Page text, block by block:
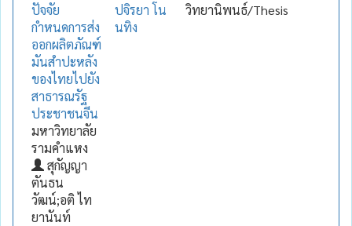
ปัจจัย
กำหนดการส่ง
ออกผลิตภัณฑ์
มันสำปะหลัง
ของไทยไปยัง
สาธารณรัฐ
ประชาชนจีน
มหาวิทยาลัย
รามคำแหง
สุกัญญา
ตันธน
วัฒน์;อติ ไท
ยานันท์
ปจิรยา โน
นทิง
วิทยานิพนธ์/Thesis